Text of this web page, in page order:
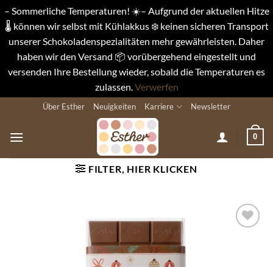
– Sommerliche Temperaturen! ☀️– Aufgrund der aktuellen Hitze
🌡️ können wir selbst mit Kühlakkus ❄️ keinen sicheren Transport
unserer Schokoladenspezialitäten mehr gewährleisten. Daher
haben wir den Versand 📦 vorübergehend eingestellt und
versenden Ihre Bestellung wieder, sobald die Temperaturen es
zulassen.Verwerfen
springen
Über Esther Neuigkeiten Karriere Newsletter
0
FILTER, HIER KLICKEN